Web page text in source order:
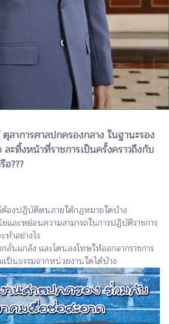
าการศาลปกครองกลาง ในฐานะรอง
ะทิ้งหน้าที่ราชการเป็นครั้งคราวถึงกับ
อ???
ต้องปฏิบัติตนภายใต้กฏหมายใดบ้าง
ยและหย่อนความสามารถในการปฏิบัติราชการ
ำอย่างไร
นแกล้ง และโดนลงโทษให้ออกจากราชการ
เป็นธรรมจากหน่วยงานใดได้บ้าง